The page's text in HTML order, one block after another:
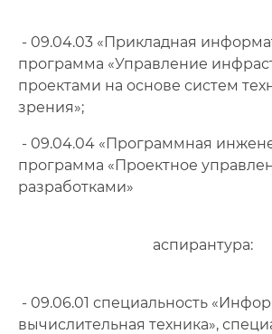
- 09.04.03 «Прикладная
программа «Управление
проектами на основе систем
зрения»;
- 09.04.04 «Программная
программа «Проектное
разработками»
аспирантура:
- 09.06.01 специальность
вычислительная техника»,